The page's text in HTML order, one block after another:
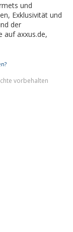
und
Exklusivität und
der
auf axxus.de,
vorbehalten